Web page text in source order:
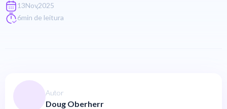
13Nov,2025
6min de leitura
Autor
Doug Oberherr